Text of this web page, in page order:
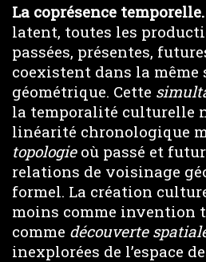
La coprésence temporelle.
latent, toutes les
passées, présentes,
coexistent dans la même
géométrique. Cette
la temporalité culturelle
linéarité chronologique
topologieoù passé et
relations de voisinage
formel. La création
moins comme invention
comme découverte
inexplorées de l’espace